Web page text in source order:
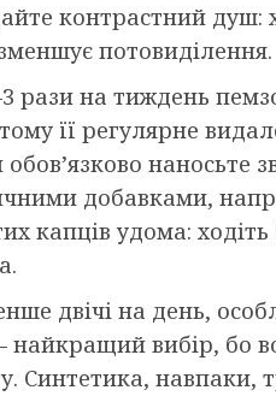
контрастний душ:
потовиділення.
рази на тиждень
її регулярне
наносьте
добавками,
капців удома:
двічі на день,
вибір, бо
Синтетика, навпаки,